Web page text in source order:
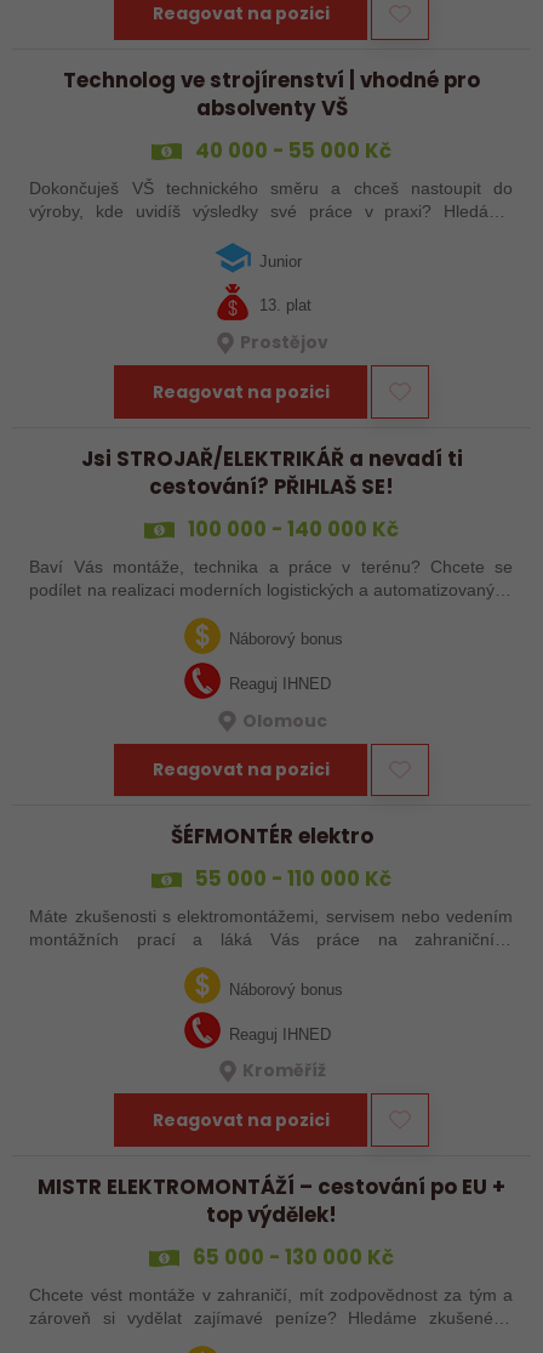
Reagovat na pozici
Technolog ve strojírenství | vhodné pro
absolventy VŠ
40 000 - 55 000 Kč
Dokončuješ VŠ technického směru a chceš nastoupit do
výroby, kde uvidíš výsledky své práce v praxi? Hledáme
Pozice se zaměřuje především na…
Junior
13. plat
Prostějov
Reagovat na pozici
Jsi STROJAŘ/ELEKTRIKÁŘ a nevadí ti
cestování? PŘIHLAŠ SE!
100 000 - 140 000 Kč
Baví Vás montáže, technika a práce v terénu? Chcete se
podílet na realizaci moderních logistických a automatizovaných
servisní technik nebo…
Náborový bonus
Reaguj IHNED
Olomouc
Reagovat na pozici
ŠÉFMONTÉR elektro
55 000 - 110 000 Kč
Máte zkušenosti s elektromontážemi, servisem nebo vedením
montážních prací a láká Vás práce na zahraničních
projektech? Nebo jste šikovný elektrikář či elektromontér, který
už nechce být jen „řadový…Náborový bonus
Reaguj IHNED
Kroměříž
Reagovat na pozici
MISTR ELEKTROMONTÁŽÍ – cestování po EU +
top výdělek!
65 000 - 130 000 Kč
Chcete vést montáže v zahraničí, mít zodpovědnost za tým a
zároveň si vydělat zajímavé peníze? Hledáme zkušeného